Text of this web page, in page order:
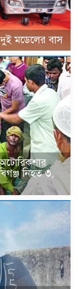
মডেলের বাস
নিহত ৩,